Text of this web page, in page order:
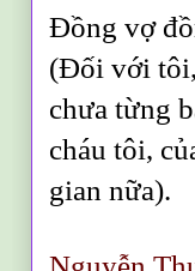
Đồng vợ
(Đối với tôi,
chưa từng
cháu tôi,
gian nữa).